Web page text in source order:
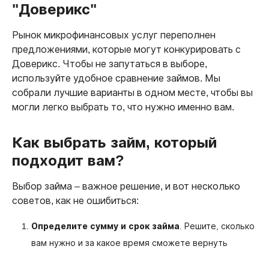
"Доверикс"
Рынок микрофинансовых услуг переполнен
предложениями, которые могут конкурировать с
Доверикс. Чтобы не запутаться в выборе,
используйте удобное сравнение займов. Мы
собрали лучшие варианты в одном месте, чтобы вы
могли легко выбрать то, что нужно именно вам.
Как выбрать займ, который
подходит вам?
Выбор займа – важное решение, и вот несколько
советов, как не ошибиться:
Определите сумму и срок займа . Решите, сколько
вам нужно и за какое время сможете вернуть